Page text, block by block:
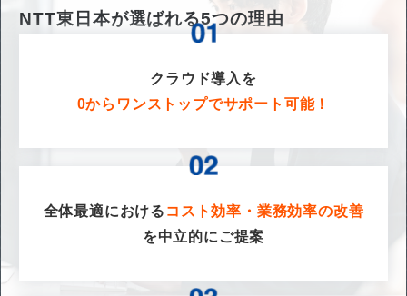
NTT東日本が選ばれる5つの理由
クラウド導入を
0からワンストップでサポート可能！
全体最適における コスト効率・業務効率の改善
を中立的にご提案